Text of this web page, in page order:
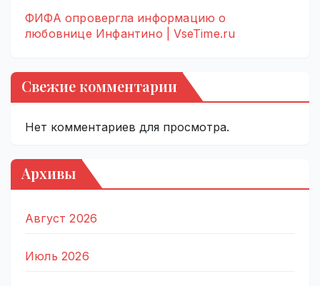
ФИФА опровергла информацию о
любовнице Инфантино | VseTime.ru
Свежие комментарии
Нет комментариев для просмотра.
Архивы
Август 2026
Июль 2026